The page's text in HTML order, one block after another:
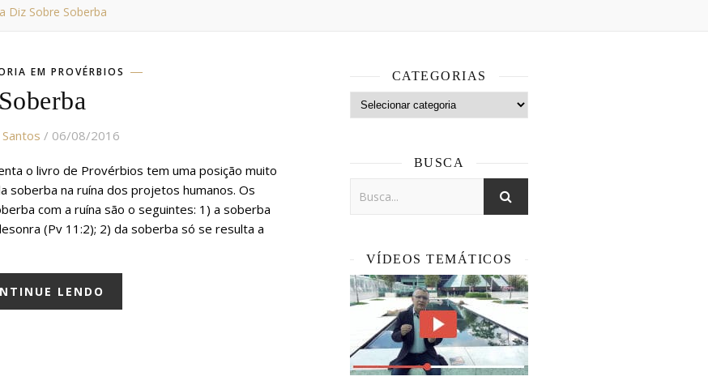
Diz Sobre Soberba
EM PROVÉRBIOS
Soberba
/ 06/08/2016
o livro de Provérbios tem uma posição muito
soberba na ruína dos projetos humanos. Os
com a ruína são o seguintes: 1) a soberba
(Pv 11:2); 2) da soberba só se resulta a
LENDO
CATEGORIAS
Categorias
BUSCA
VÍDEOS TEMÁTICOS